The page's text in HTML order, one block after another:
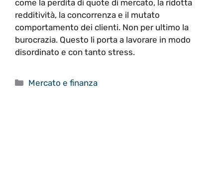
come la perdita di quote di mercato, la ridotta
redditività, la concorrenza e il mutato
comportamento dei clienti. Non per ultimo la
burocrazia. Questo li porta a lavorare in modo
disordinato e con tanto stress.
Categorie
Mercato e finanza